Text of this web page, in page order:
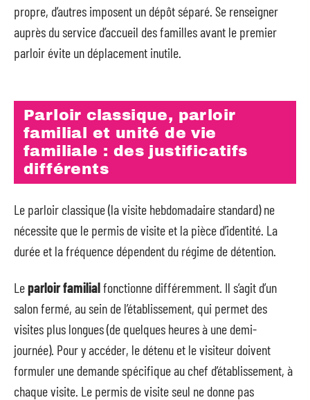
propre, d’autres imposent un dépôt séparé. Se renseigner
auprès du service d’accueil des familles avant le premier
parloir évite un déplacement inutile.
Parloir classique, parloir
familial et unité de vie
familiale : des justificatifs
différents
Le parloir classique (la visite hebdomadaire standard) ne
nécessite que le permis de visite et la pièce d’identité. La
durée et la fréquence dépendent du régime de détention.
Leparloir familialfonctionne différemment. Il s’agit d’un
salon fermé, au sein de l’établissement, qui permet des
visites plus longues (de quelques heures à une demi-
journée). Pour y accéder, le détenu et le visiteur doivent
formuler une demande spécifique au chef d’établissement, à
chaque visite. Le permis de visite seul ne donne pas